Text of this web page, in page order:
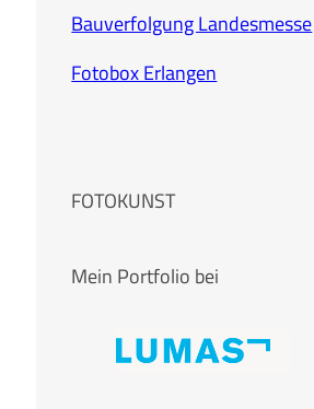
Bauverfolgung Landesmesse
Fotobox Erlangen
FOTOKUNST
Mein Portfolio bei